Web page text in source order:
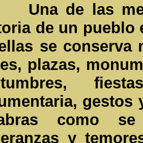
Una de las
de un pueblo
se conserva
plazas,
gestos
como
y